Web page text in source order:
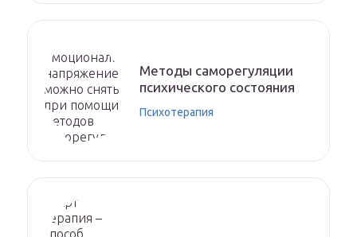
Методы саморегуляции
психического состояния
Психотерапия